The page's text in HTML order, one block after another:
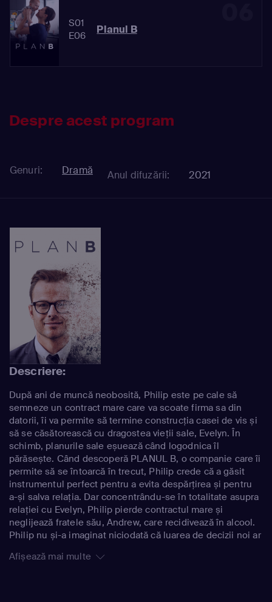
S01
E06
Planul B
Despre acest program
Genuri: Dramă Anul difuzării: 2021
Descriere:
După ani de muncă neobosită, Philip este pe cale să
semneze un contract mare care va scoate firma sa din
datorii, îi va permite să termine construcția casei de vis și
să se căsătorească cu dragostea vieții sale, Evelyn. În
schimb, planurile sale eșuează când logodnica îl
părăsește. Când descoperă PLANUL B, o companie care îi
permite să se întoarcă în trecut, Philip crede că a găsit
instrumentul perfect pentru a evita despărțirea și pentru
a-și salva relația. Dar concentrându-se în totalitate asupra
relației cu Evelyn, Philip pierde contractul mare și
neglijează fratele său, Andrew, care recidivează în alcool.
Philip nu și-a imaginat niciodată că luarea de decizii noi ar
Afișează mai multe